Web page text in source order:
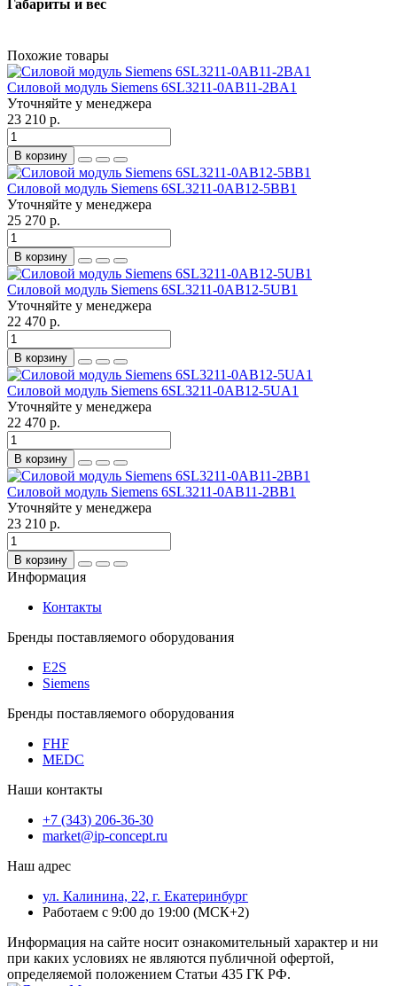
Габариты и вес
Похожие товары
Силовой модуль Siemens 6SL3211-0AB11-2BA1
Уточняйте у менеджера
23 210 р.
В корзину
Силовой модуль Siemens 6SL3211-0AB12-5BB1
Уточняйте у менеджера
25 270 р.
В корзину
Силовой модуль Siemens 6SL3211-0AB12-5UB1
Уточняйте у менеджера
22 470 р.
В корзину
Силовой модуль Siemens 6SL3211-0AB12-5UA1
Уточняйте у менеджера
22 470 р.
В корзину
Силовой модуль Siemens 6SL3211-0AB11-2BB1
Уточняйте у менеджера
23 210 р.
В корзину
Информация
Контакты
Бренды поставляемого оборудования
E2S
Siemens
Бренды поставляемого оборудования
FHF
MEDC
Наши контакты
+7 (343) 206-36-30
market@ip-concept.ru
Наш адрес
ул. Калинина, 22, г. Екатеринбург
Работаем с 9:00 до 19:00 (МСК+2)
Информация на сайте носит ознакомительный характер и ни
при каких условиях не являются публичной офертой,
определяемой положением Статьи 435 ГК РФ.